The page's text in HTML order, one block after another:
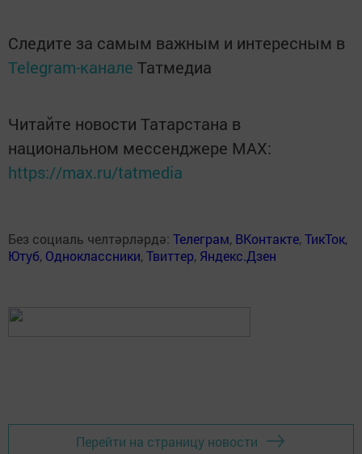
Следите за самым важным и интересным в
Telegram-канале Татмедиа
Читайте новости Татарстана в
национальном мессенджере MАХ:
https://max.ru/tatmedia
Без социаль челтәрләрдә: Телеграм, ВКонтакте,ТикТок,
Ютуб, Одноклассники,Твиттер, Яндекс.Дзен
Перейти на страницу новости